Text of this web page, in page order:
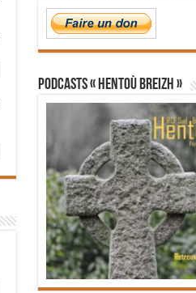
PODCASTS « Hentoù Breizh »